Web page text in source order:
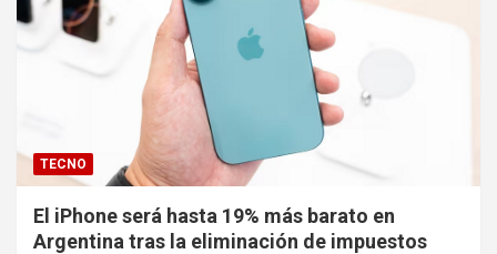
TECNO
El iPhone será hasta 19% más barato en
Argentina tras la eliminación de impuestos